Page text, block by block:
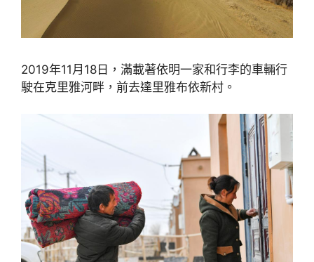
2019年11月18日，滿載著依明一家和行李的車輛行
駛在克里雅河畔，前去達里雅布依新村。